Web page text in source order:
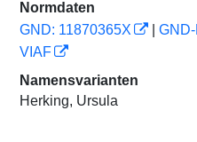
Normdaten
GND: 11870365X
VIAF
Namensvarianten
Herking, Ursula